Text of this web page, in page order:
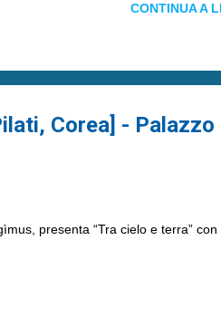
CONTINUA A
Corea] - Palazzo
presenta “Tra cielo e terra” con